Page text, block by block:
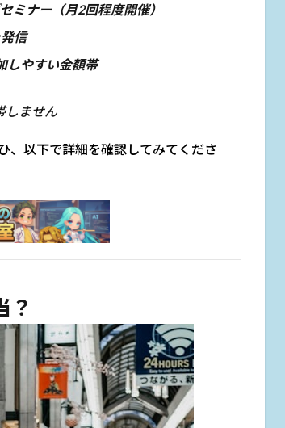
ミナー（月2回程度開催）
信
しやすい金額帯
しません
、以下で詳細を確認してみてくださ
？